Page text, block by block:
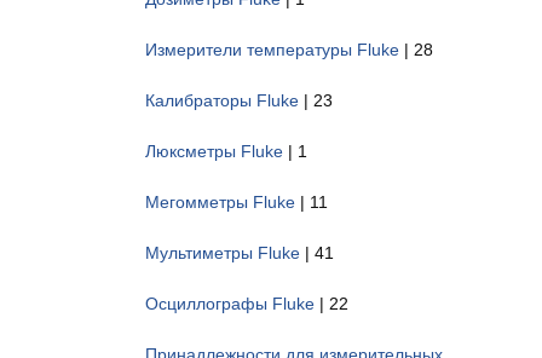
Измерители температуры Fluke | 28
Калибраторы Fluke | 23
Люксметры Fluke | 1
Мегомметры Fluke | 11
Мультиметры Fluke | 41
Осциллографы Fluke | 22